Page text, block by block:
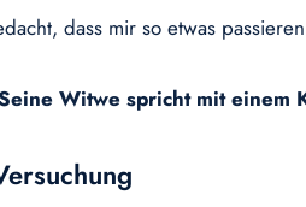
dass mir so etwas
Witwe spricht mit